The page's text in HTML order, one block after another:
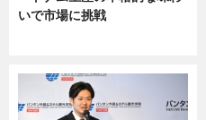
いで市場に挑戦